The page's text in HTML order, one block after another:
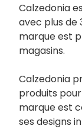
Calzedonia
avec plus de
marque est
magasins.
Calzedonia
produits
marque est
ses designs